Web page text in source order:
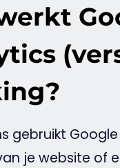
gebruikt Google
je website of